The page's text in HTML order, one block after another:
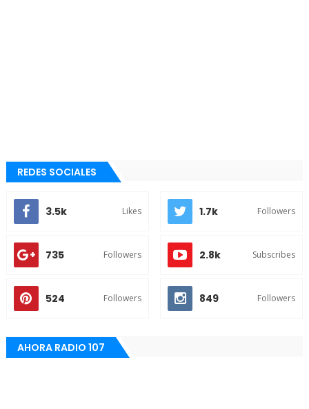
REDES SOCIALES
3.5k Likes 1.7k Followers
735 Followers 2.8k Subscribes
524 Followers 849 Followers
AHORA RADIO 107